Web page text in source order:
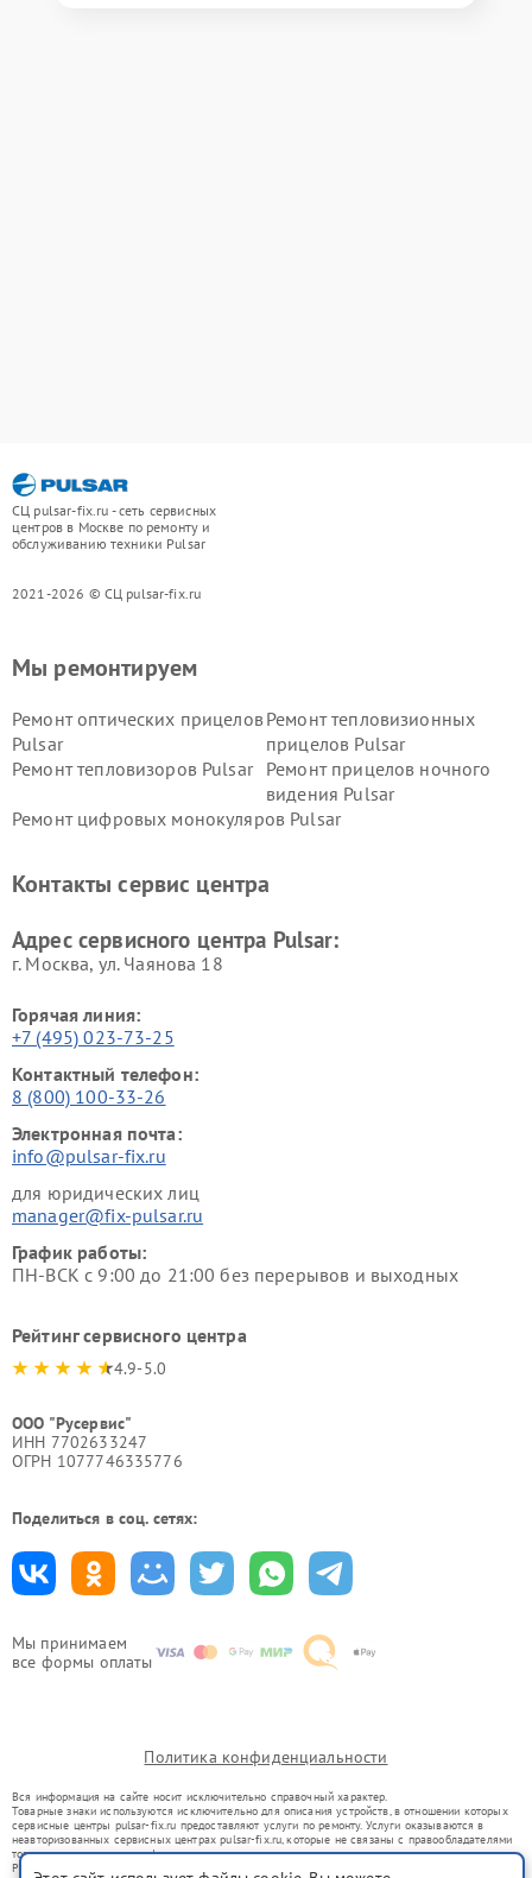
СЦ pulsar-fix.ru - сеть сервисных
центров в Москве по ремонту и
обслуживанию техники Pulsar
2021-2026 © СЦ pulsar-fix.ru
Мы принимаем
все формы оплаты
Мы ремонтируем
Ремонт оптических прицелов
Pulsar
Ремонт тепловизионных
прицелов Pulsar
Ремонт тепловизоров Pulsar
Ремонт прицелов ночного
видения Pulsar
Ремонт цифровых монокуляров Pulsar
Контакты сервис центра
Адрес сервисного центра Pulsar:
г. Москва, ул. Чаянова 18
Горячая линия:
+7 (495) 023-73-25
Контактный телефон:
8 (800) 100-33-26
Электронная почта:
info@pulsar-fix.ru
для юридических лиц
manager@fix-pulsar.ru
График работы:
ПН-ВСК с 9:00 до 21:00 без перерывов и выходных
Рейтинг сервисного центра
4.9-5.0
ООО "Русервис"
ИНН 7702633247
ОГРН 1077746335776
Поделиться в соц. сетях:
Политика конфиденциальности
Вся информация на сайте носит исключительно справочный характер.
Товарные знаки используются исключительно для описания устройств, в отношении которых
сервисные центры pulsar-fix.ru предоставляют услуги по ремонту. Услуги оказываются в
неавторизованных сервисных центрах pulsar-fix.ru, которые не связаны с правообладателями
товарных знаков или их официальными представителями.
Ремонт осуществляется для устройств, уже введенных в гражданский оборот в соответствии